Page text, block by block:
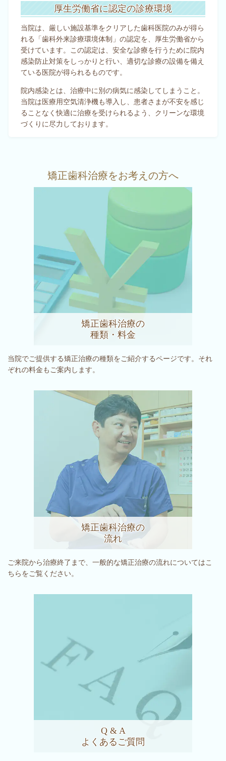
厚生労働省に認定の診療環境
当院は、厳しい施設基準をクリアした歯科医院のみが得ら
れる「歯科外来診療環境体制」の認定を、厚生労働省から
受けています。この認定は、安全な診療を行うために院内
感染防止対策をしっかりと行い、適切な診療の設備を備え
ている医院が得られるものです。
院内感染とは、治療中に別の病気に感染してしまうこと。
当院は医療用空気清浄機も導入し、患者さまが不安を感じ
ることなく快適に治療を受けられるよう、クリーンな環境
づくりに尽力しております。
矯正歯科治療をお考えの方へ
矯正歯科治療の
種類・料金
当院でご提供する矯正治療の種類をご紹介するページです。それ
ぞれの料金もご案内します。
矯正歯科治療の
流れ
ご来院から治療終了まで、一般的な矯正治療の流れについてはこ
ちらをご覧ください。
Q & A
よくあるご質問